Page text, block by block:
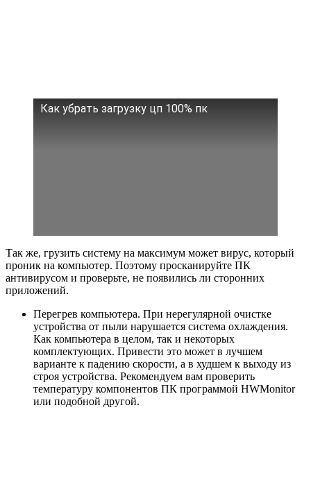
Как убрать загрузку цп 100% пк
Так же, грузить систему на максимум может вирус, который
проник на компьютер. Поэтому просканируйте ПК
антивирусом и проверьте, не появились ли сторонних
приложений.
Перегрев компьютера. При нерегулярной очистке
устройства от пыли нарушается система охлаждения.
Как компьютера в целом, так и некоторых
комплектующих. Привести это может в лучшем
варианте к падению скорости, а в худшем к выходу из
строя устройства. Рекомендуем вам проверить
температуру компонентов ПК программой HWMonitor
или подобной другой.